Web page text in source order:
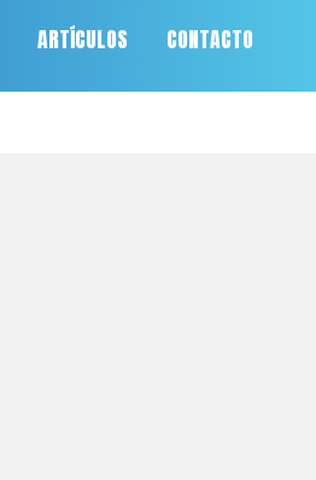
ARTÍCULOS CONTACTO